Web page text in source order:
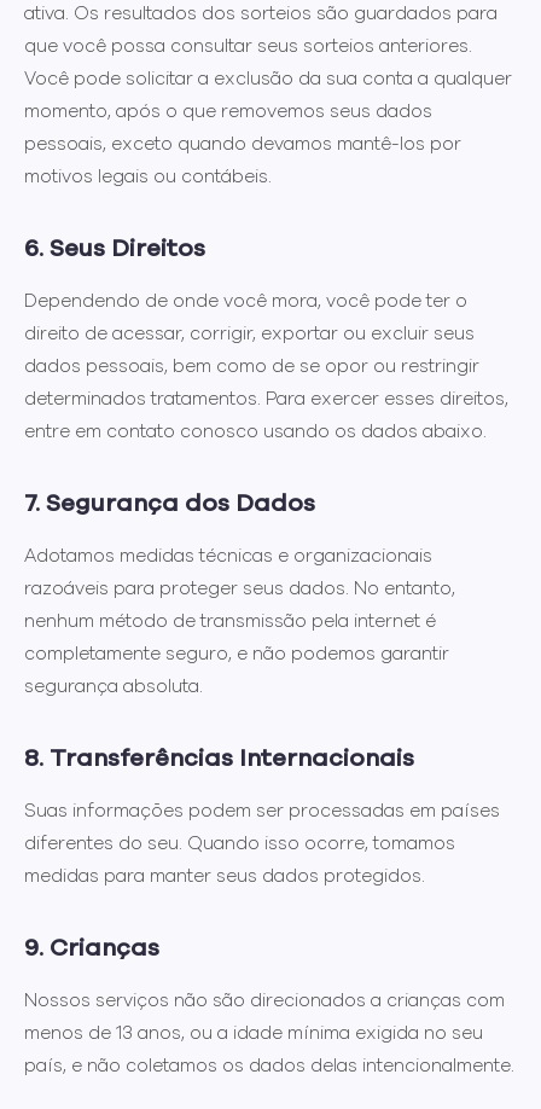
ativa. Os resultados dos sorteios são guardados para
que você possa consultar seus sorteios anteriores.
Você pode solicitar a exclusão da sua conta a qualquer
momento, após o que removemos seus dados
pessoais, exceto quando devamos mantê-los por
motivos legais ou contábeis.
6. Seus Direitos
Dependendo de onde você mora, você pode ter o
direito de acessar, corrigir, exportar ou excluir seus
dados pessoais, bem como de se opor ou restringir
determinados tratamentos. Para exercer esses direitos,
entre em contato conosco usando os dados abaixo.
7. Segurança dos Dados
Adotamos medidas técnicas e organizacionais
razoáveis para proteger seus dados. No entanto,
nenhum método de transmissão pela internet é
completamente seguro, e não podemos garantir
segurança absoluta.
8. Transferências Internacionais
Suas informações podem ser processadas em países
diferentes do seu. Quando isso ocorre, tomamos
medidas para manter seus dados protegidos.
9. Crianças
Nossos serviços não são direcionados a crianças com
menos de 13 anos, ou a idade mínima exigida no seu
país, e não coletamos os dados delas intencionalmente.